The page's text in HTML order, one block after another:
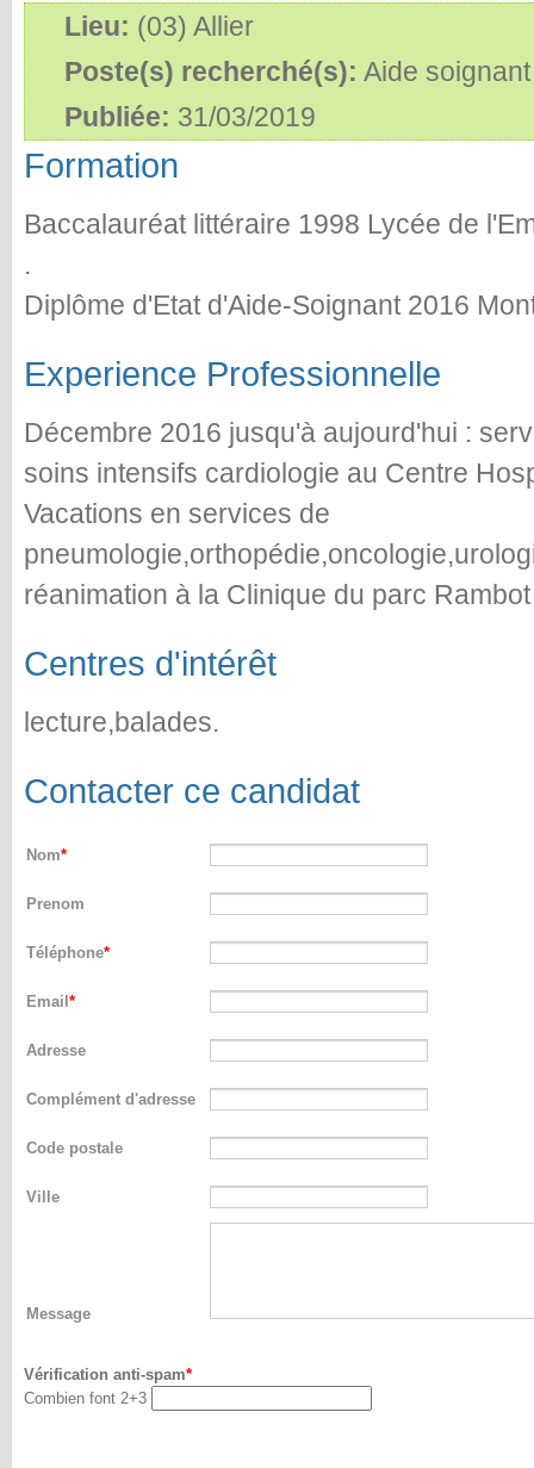
Lieu: (03) Allier
Poste(s) recherché(s): Aide soignant
Publiée: 31/03/2019
Formation
Baccalauréat littéraire 1998 Lycée de
.
Diplôme d'Etat d'Aide-Soignant 2016
Experience Professionnelle
Décembre 2016 jusqu'à aujourd'hui :
soins intensifs cardiologie au Centre
Vacations en services de
réanimation à la Clinique du parc
Centres d'intérêt
lecture,balades.
Contacter ce candidat
Nom
Prenom
Téléphone
Email
Adresse
Complément d'adresse
Code postale
Ville
Message
Vérification anti-spam
Combien font 2+3